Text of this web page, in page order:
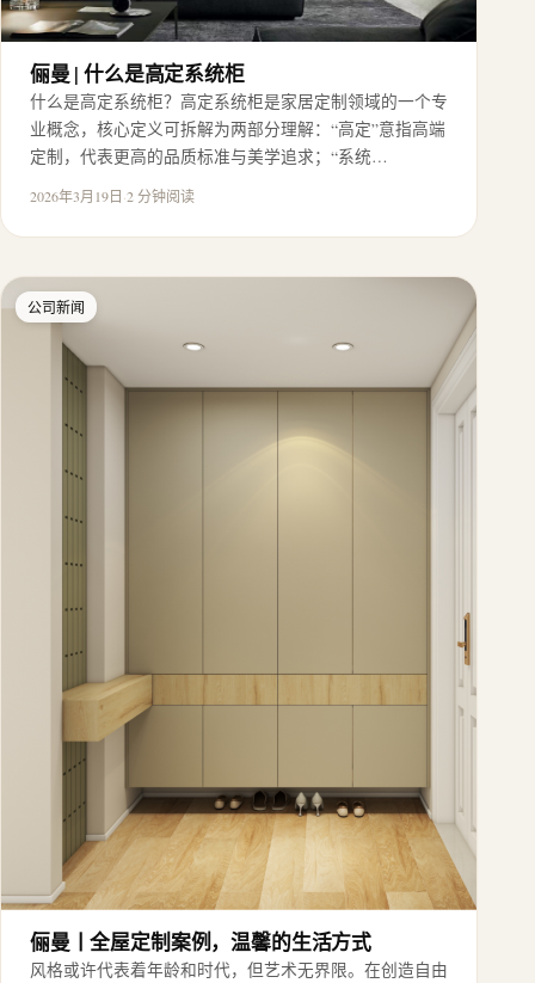
俪曼 | 什么是高定系统柜
什么是高定系统柜？高定系统柜是家居定制领域的一个专
业概念，核心定义可拆解为两部分理解：“高定”意指高端
定制，代表更高的品质标准与美学追求；“系统…
2026年3月19日·2 分钟阅读
公司新闻
俪曼丨全屋定制案例，温馨的生活方式
风格或许代表着年龄和时代，但艺术无界限。在创造自由